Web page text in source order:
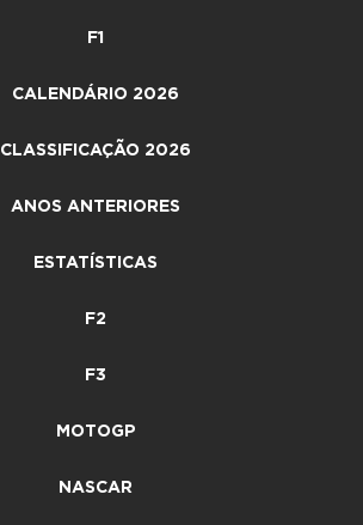
F1
CALENDÁRIO 2026
CLASSIFICAÇÃO 2026
ANOS ANTERIORES
ESTATÍSTICAS
F2
F3
MOTOGP
NASCAR